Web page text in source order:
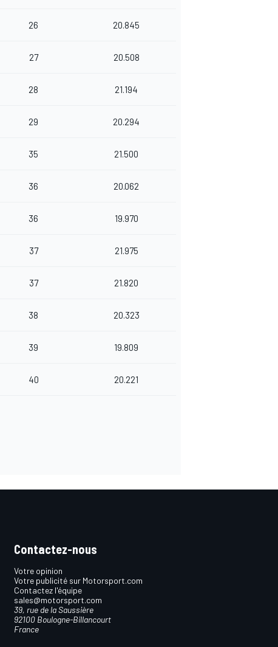
26 20.845
27 20.508
28 21.194
29 20.294
35 21.500
36 20.062
36 19.970
37 21.975
37 21.820
38 20.323
39 19.809
40 20.221
Contactez-nous
Votre opinion
Votre publicité sur Motorsport.com
Contactez l'équipe
sales@motorsport.com
39, rue de la Saussière
92100 Boulogne-Billancourt
France